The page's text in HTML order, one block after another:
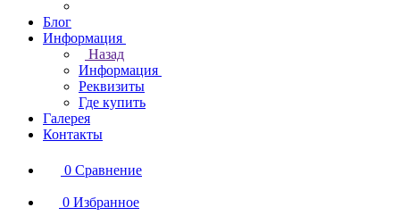
Блог
Информация
Назад
Информация
Реквизиты
Где купить
Галерея
Контакты
0 Сравнение
0 Избранное